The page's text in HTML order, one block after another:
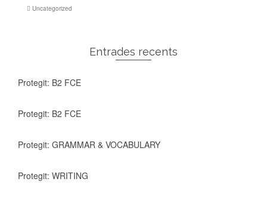
Uncategorized
Entrades recents
Protegit: B2 FCE
Protegit: B2 FCE
Protegit: GRAMMAR & VOCABULARY
Protegit: WRITING